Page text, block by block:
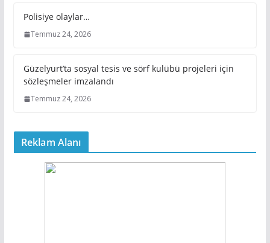
Polisiye olaylar…
Temmuz 24, 2026
Güzelyurt’ta sosyal tesis ve sörf kulübü projeleri için
sözleşmeler imzalandı
Temmuz 24, 2026
Reklam Alanı